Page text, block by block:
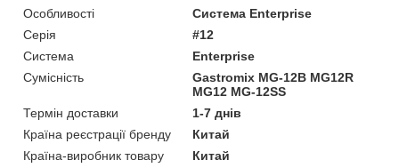
Особливості
Система Enterprise
Серія
#12
Система
Enterprise
Сумісність
Gastromix MG-12B MG12R
MG12 MG-12SS
Термін доставки
1-7 днів
Країна реєстрації бренду
Китай
Країна-виробник товару
Китай